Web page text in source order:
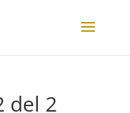
del 2